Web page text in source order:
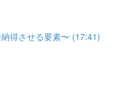
得させる要素〜 (17:41)